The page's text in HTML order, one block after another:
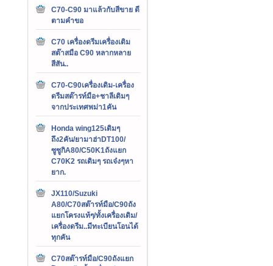
C70-C90 มาแล้วกับสีขาย ดี
ตามคำขอ
C70 เครื่องดรีมเครื่องเดิม
สต๊าสมือ C90 หลากหลาย
สีสัน..
C70-C90เครื่องเดิม-เครื่อง
ดรีมสต๊ารท์มือ+ชาลีเดิมๆ
จากประเทศพม่า1คัน
Honda wing125เดิมๆ
ถึง2คัน/ยามาฮ่าDT100/
ซูซูกิA80/C50K1ถังแยก
C70K2 รถเดิมๆ รถเจ๋งๆหา
ยาก.
JX110/Suzuki
A80/C70สต๊ารท์มือ/C90ถัง
แยกโครงแท้ๆ/ทั้งเครื่องเดิม/
เครื่องดรีม..มีทะเบียนโอนได้
ทุกคัน
C70สต๊ารท์มือ/C90ถังแยก